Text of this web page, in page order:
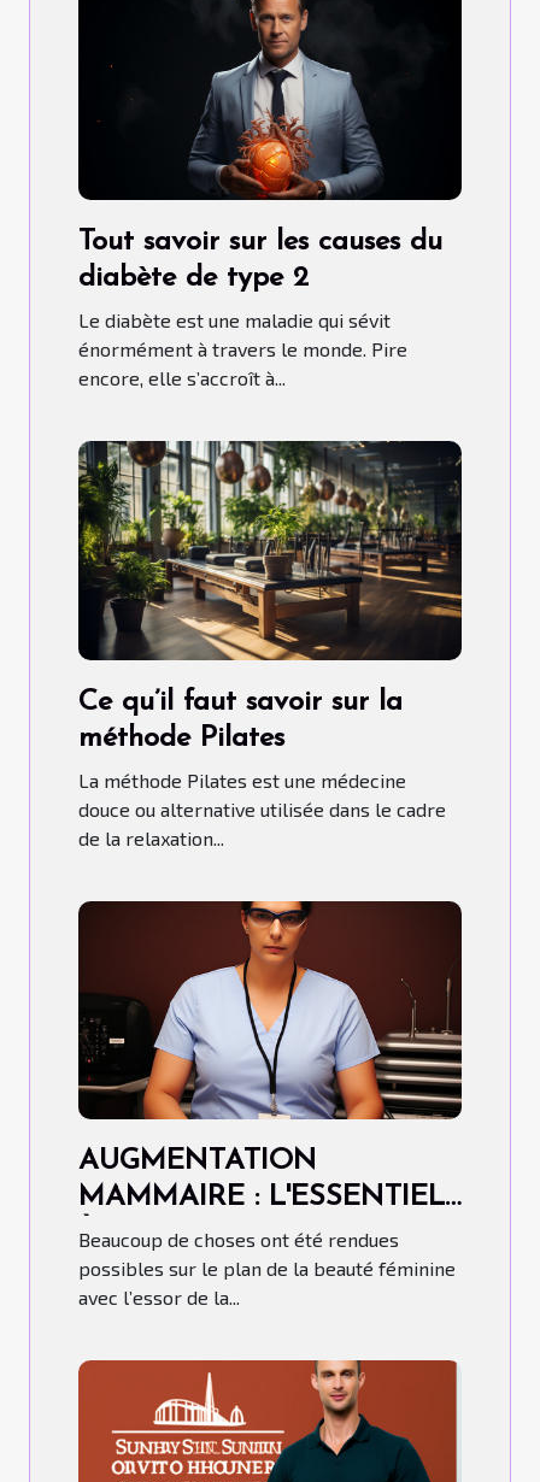
Tout savoir sur les causes du
diabète de type 2
Le diabète est une maladie qui sévit
énormément à travers le monde. Pire
encore, elle s’accroît à...
Ce qu’il faut savoir sur la
méthode Pilates
La méthode Pilates est une médecine
douce ou alternative utilisée dans le cadre
de la relaxation...
AUGMENTATION
MAMMAIRE : L'ESSENTIEL
À SAVOIR
Beaucoup de choses ont été rendues
possibles sur le plan de la beauté féminine
avec l’essor de la...